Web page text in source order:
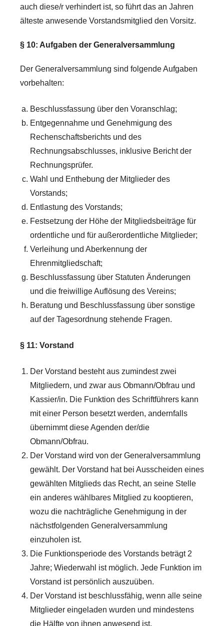
auch diese/r verhindert ist, so führt das an Jahren
älteste anwesende Vorstandsmitglied den Vorsitz.
§ 10: Aufgaben der Generalversammlung
Der Generalversammlung sind folgende Aufgaben
vorbehalten:
Beschlussfassung über den Voranschlag;
Entgegennahme und Genehmigung des
Rechenschaftsberichts und des
Rechnungsabschlusses, inklusive Bericht der
Rechnungsprüfer.
Wahl und Enthebung der Mitglieder des
Vorstands;
Entlastung des Vorstands;
Festsetzung der Höhe der Mitgliedsbeiträge für
ordentliche und für außerordentliche Mitglieder;
Verleihung und Aberkennung der
Ehrenmitgliedschaft;
Beschlussfassung über Statuten Änderungen
und die freiwillige Auflösung des Vereins;
Beratung und Beschlussfassung über sonstige
auf der Tagesordnung stehende Fragen.
§ 11: Vorstand
Der Vorstand besteht aus zumindest zwei
Mitgliedern, und zwar aus Obmann/Obfrau und
Kassier/in. Die Funktion des Schriftführers kann
mit einer Person besetzt werden, andernfalls
übernimmt diese Agenden der/die
Obmann/Obfrau.
Der Vorstand wird von der Generalversammlung
gewählt. Der Vorstand hat bei Ausscheiden eines
gewählten Mitglieds das Recht, an seine Stelle
ein anderes wählbares Mitglied zu kooptieren,
wozu die nachträgliche Genehmigung in der
nächstfolgenden Generalversammlung
einzuholen ist.
Die Funktionsperiode des Vorstands beträgt 2
Jahre; Wiederwahl ist möglich. Jede Funktion im
Vorstand ist persönlich auszuüben.
Der Vorstand ist beschlussfähig, wenn alle seine
Mitglieder eingeladen wurden und mindestens
die Hälfte von ihnen anwesend ist.